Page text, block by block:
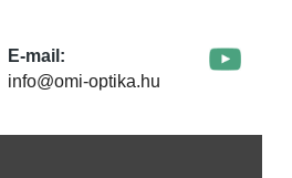
E-mail:
info@omi-optika.hu